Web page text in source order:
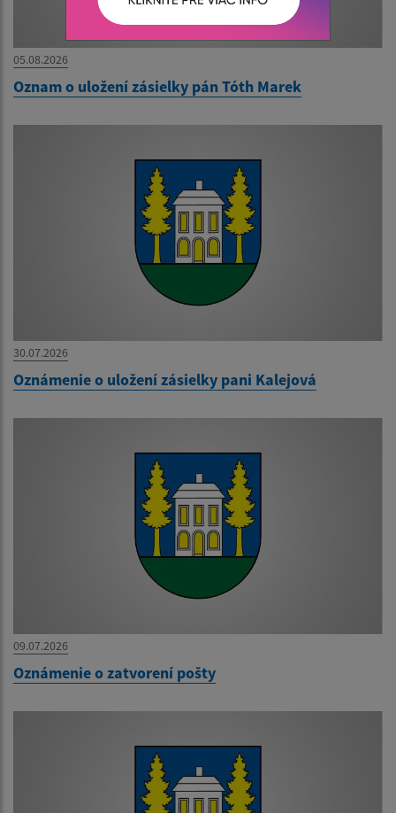
05.08.2026
Oznam o uložení zásielky pán Tóth Marek
30.07.2026
Oznámenie o uložení zásielky pani Kalejová
09.07.2026
Oznámenie o zatvorení pošty